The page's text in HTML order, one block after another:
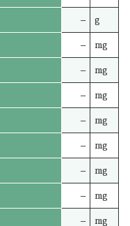
– g
– mg
– mg
– mg
– mg
– mg
– mg
– mg
– mg